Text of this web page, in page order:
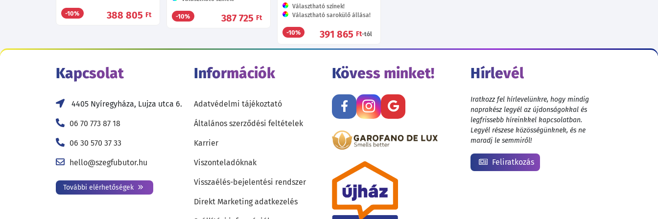
-10% 387 725 Ft
-10% 388 805 Ft
Választható színek!
Választható sarokülő állása!
-10% 391 865 Ft-tól
Kapcsolat
4405 Nyíregyháza, Lujza utca 6.
06 70 773 87 18
06 30 570 37 33
hello@szegfubutor.hu
További elérhetőségek
Információk
Adatvédelmi tájékoztató
Általános szerződési feltételek
Karrier
Viszonteladóknak
Visszaélés-bejelentési rendszer
Direkt Marketing adatkezelés
Kövess minket! Hírlevél
Iratkozz fel hírlevelünkre, hogy mindig
naprakész legyél az újdonságokkal és
legfrissebb híreinkkel kapcsolatban.
Legyél részese közösségünknek, és ne
maradj le semmiről!
Feliratkozás